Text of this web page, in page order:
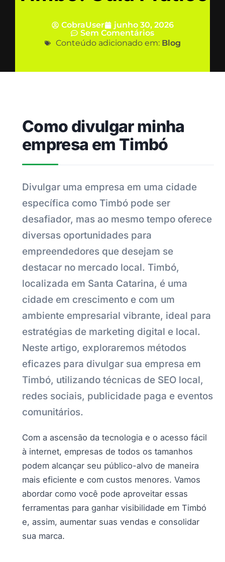
CobraUser
junho 30, 2026
Sem Comentários
Conteúdo adicionado em: Blog
Como divulgar minha
empresa em Timbó
Divulgar uma empresa em uma cidade
específica como Timbó pode ser
desafiador, mas ao mesmo tempo oferece
diversas oportunidades para
empreendedores que desejam se
destacar no mercado local. Timbó,
localizada em Santa Catarina, é uma
cidade em crescimento e com um
ambiente empresarial vibrante, ideal para
estratégias de marketing digital e local.
Neste artigo, exploraremos métodos
eficazes para divulgar sua empresa em
Timbó, utilizando técnicas de SEO local,
redes sociais, publicidade paga e eventos
comunitários.
Com a ascensão da tecnologia e o acesso fácil
à internet, empresas de todos os tamanhos
podem alcançar seu público-alvo de maneira
mais eficiente e com custos menores. Vamos
abordar como você pode aproveitar essas
ferramentas para ganhar visibilidade em Timbó
e, assim, aumentar suas vendas e consolidar
sua marca.